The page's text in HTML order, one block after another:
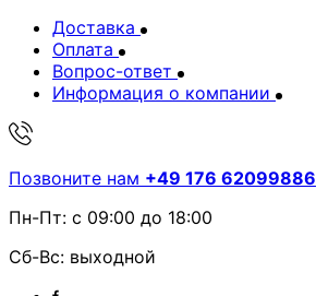
Доставка
Оплата
Вопрос-ответ
Информация о компании
Позвоните нам +49 176 62099886
Пн-Пт: с 09:00 до 18:00
Сб-Вс: выходной